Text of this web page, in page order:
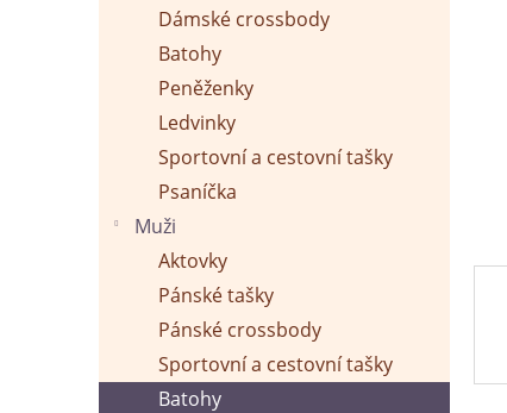
Dámské crossbody
Batohy
Peněženky
Ledvinky
Sportovní a cestovní tašky
Psaníčka
Muži
Aktovky
Pánské tašky
Pánské crossbody
Sportovní a cestovní tašky
Batohy